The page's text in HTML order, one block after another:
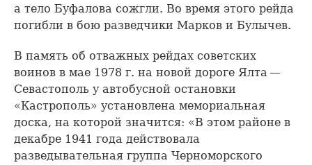
а тело Буфалова сожгли. Во время этого рейда
погибли в бою разведчики Марков и Булычев.
В память об отважных рейдах советских
воинов в мае 1978 г. на новой дороге Ялта —
Севастополь у автобусной остановки
«Кастрополь» установлена мемориальная
доска, на которой значится: «В этом районе в
декабре 1941 года действовала
разведывательная группа Черноморского